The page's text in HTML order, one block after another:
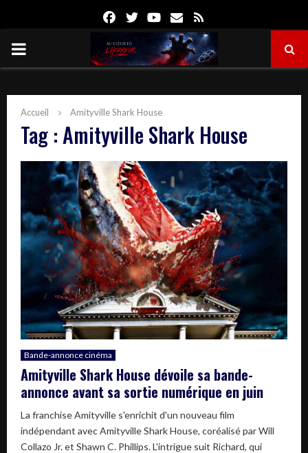
FacebookTwitterYoutube
Email
PRIMARY
Accueil Amityville Shark House
Tag : Amityville Shark House
Bande-annonce cinéma
Amityville Shark House dévoile sa bande-
annonce avant sa sortie numérique en juin
La franchise Amityville s'enrichit d'un nouveau film
indépendant avec Amityville Shark House, coréalisé par Will
Collazo Jr. et Shawn C. Phillips. L'intrigue suit Richard, qui